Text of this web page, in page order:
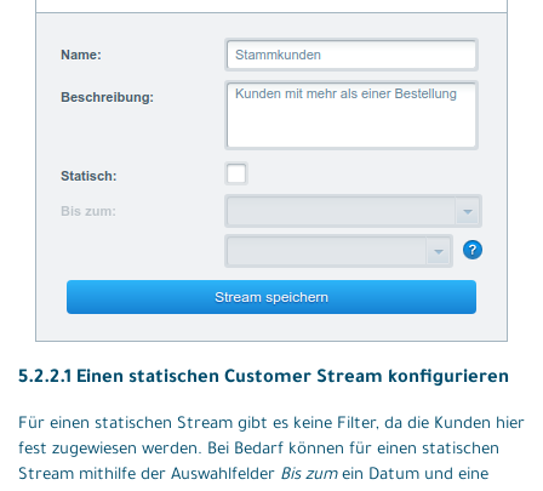
5.2.2.1 Einen statischen Customer Stream konfigurieren
Für einen statischen Stream gibt es keine Filter, da die Kunden hier
fest zugewiesen werden. Bei Bedarf können für einen statischen
Stream mithilfe der Auswahlfelder Bis zumein Datum und eine